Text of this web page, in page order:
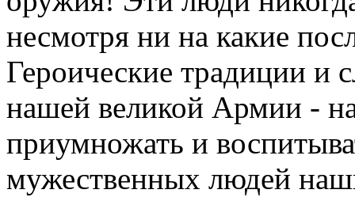
несмотря ни на какие
Героические традиции и
нашей великой Армии -
приумножать и
мужественных людей